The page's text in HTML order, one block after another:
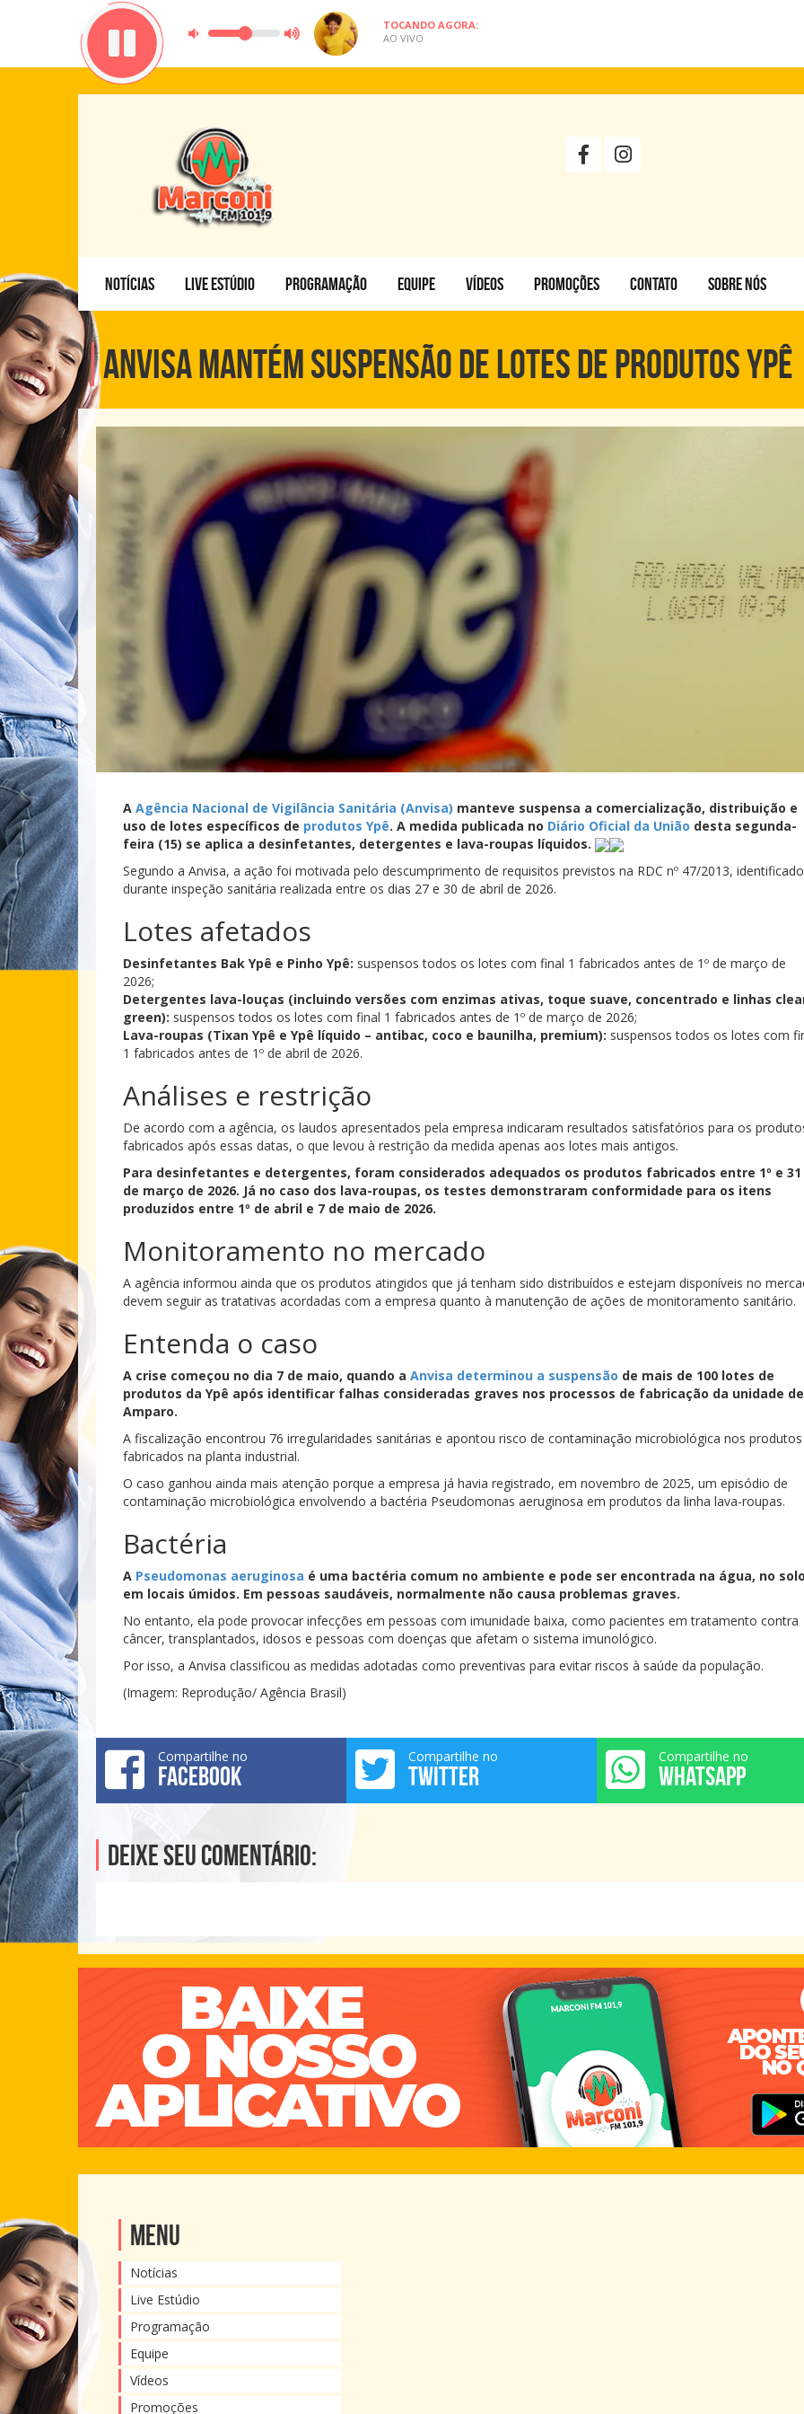
TOCANDO AGORA:
AO VIVO
NOTÍCIAS LIVE ESTÚDIO PROGRAMAÇÃO EQUIPE VÍDEOS PROMOÇÕES CONTATO SOBRE NÓS
Anvisa mantém suspensão de lotes de produtos Ypê
A Agência Nacional de Vigilância Sanitária (Anvisa) manteve suspensa a comercialização, distribuição e
uso de lotes específicos de produtos Ypê. A medida publicada no Diário Oficial da União desta segunda-
feira (15) se aplica a desinfetantes, detergentes e lava-roupas líquidos.
Segundo a Anvisa, a ação foi motivada pelo descumprimento de requisitos previstos na RDC nº 47/2013, identificado
durante inspeção sanitária realizada entre os dias 27 e 30 de abril de 2026.
Lotes afetados
Desinfetantes Bak Ypê e Pinho Ypê: suspensos todos os lotes com final 1 fabricados antes de 1º de março de
2026;
Detergentes lava-louças (incluindo versões com enzimas ativas, toque suave, concentrado e linhas
green): suspensos todos os lotes com final 1 fabricados antes de 1º de março de 2026;
Lava-roupas (Tixan Ypê e Ypê líquido – antibac, coco e baunilha, premium): suspensos todos os lotes com
1 fabricados antes de 1º de abril de 2026.
Análises e restrição
De acordo com a agência, os laudos apresentados pela empresa indicaram resultados satisfatórios para os
fabricados após essas datas, o que levou à restrição da medida apenas aos lotes mais antigos.
Para desinfetantes e detergentes, foram considerados adequados os produtos fabricados entre 1º e 31
de março de 2026. Já no caso dos lava-roupas, os testes demonstraram conformidade para os itens
produzidos entre 1º de abril e 7 de maio de 2026.
Monitoramento no mercado
A agência informou ainda que os produtos atingidos que já tenham sido distribuídos e estejam disponíveis no
devem seguir as tratativas acordadas com a empresa quanto à manutenção de ações de monitoramento sanitário.
Entenda o caso
A crise começou no dia 7 de maio, quando a Anvisa determinou a suspensão de mais de 100 lotes de
produtos da Ypê após identificar falhas consideradas graves nos processos de fabricação da unidade de
Amparo.
A fiscalização encontrou 76 irregularidades sanitárias e apontou risco de contaminação microbiológica nos produtos
fabricados na planta industrial.
O caso ganhou ainda mais atenção porque a empresa já havia registrado, em novembro de 2025, um episódio de
contaminação microbiológica envolvendo a bactéria Pseudomonas aeruginosa em produtos da linha lava-roupas.
Bactéria
A Pseudomonas aeruginosa é uma bactéria comum no ambiente e pode ser encontrada na água, no
em locais úmidos. Em pessoas saudáveis, normalmente não causa problemas graves.
No entanto, ela pode provocar infecções em pessoas com imunidade baixa, como pacientes em tratamento contra
câncer, transplantados, idosos e pessoas com doenças que afetam o sistema imunológico.
Por isso, a Anvisa classificou as medidas adotadas como preventivas para evitar riscos à saúde da população.
(Imagem: Reprodução/ Agência Brasil)
Compartilhe no
FACEBOOK
Compartilhe no
TWITTER
Compartilhe no
WHATSAPP
Deixe seu comentário:
Menu
Notícias
Live Estúdio
Programação
Equipe
Vídeos
Promoções